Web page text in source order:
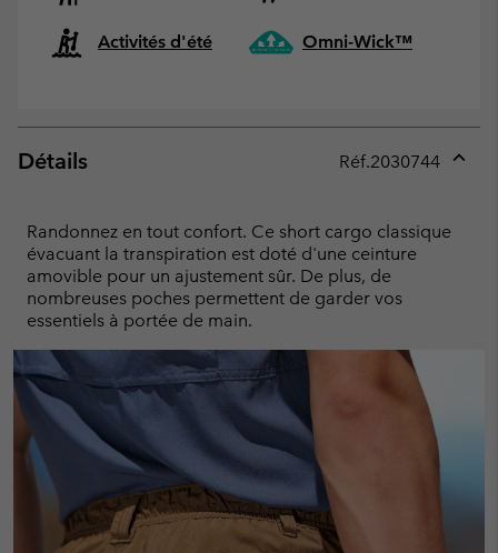
Activités d'été Omni-Wick™
Détails Réf.2030744
Randonnez en tout confort. Ce short cargo classique
évacuant la transpiration est doté d'une ceinture
amovible pour un ajustement sûr. De plus, de
nombreuses poches permettent de garder vos
essentiels à portée de main.